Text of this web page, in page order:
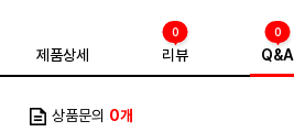
제품상세 리뷰
0
Q&A
0
상품문의 0개